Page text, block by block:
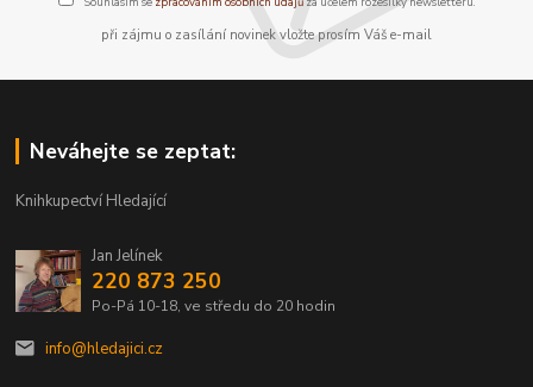
při zájmu o zasílání novinek vložte prosím Váš e-mail
Neváhejte se zeptat:
Knihkupectví Hledající
Jan Jelínek
220 873 250
Po-Pá 10-18, ve středu do 20 hodin
info@hledajici.cz